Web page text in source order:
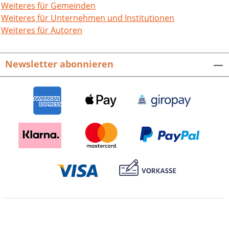
Weiteres für Gemeinden
Weiteres für Unternehmen und Institutionen
Weiteres für Autoren
Newsletter abonnieren